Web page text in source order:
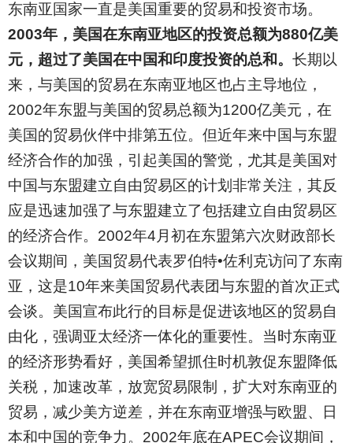
东南亚国家一直是美国重要的贸易和投资市场。
2003年，美国在东南亚地区的投资总额为880亿美
元，超过了美国在中国和印度投资的总和。 长期以
来，与美国的贸易在东南亚地区也占主导地位，
2002年东盟与美国的贸易总额为1200亿美元，在
美国的贸易伙伴中排第五位。但近年来中国与东盟
经济合作的加强，引起美国的警觉，尤其是美国对
中国与东盟建立自由贸易区的计划非常关注，其反
应是迅速加强了与东盟建立了包括建立自由贸易区
的经济合作。2002年4月初在东盟第六次财政部长
会议期间，美国贸易代表罗伯特•佐利克访问了东南
亚，这是10年来美国贸易代表团与东盟的首次正式
会谈。美国宣布此行的目标是促进该地区的贸易自
由化，强调亚太经济一体化的重要性。当时东南亚
的经济形势看好，美国希望抓住时机敦促东盟降低
关税，加速改革，放宽贸易限制，扩大对东南亚的
贸易，减少美方逆差，并在东南亚增强与欧盟、日
本和中国的竞争力。2002年底在APEC会议期间，